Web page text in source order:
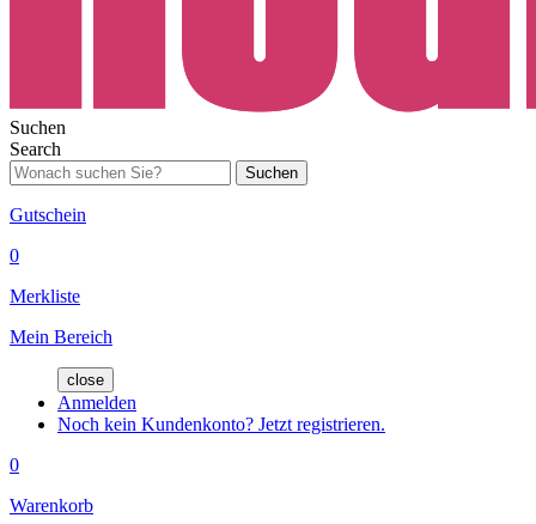
Suchen
Search
Suchen
Gutschein
0
Merkliste
Mein Bereich
close
Anmelden
Noch kein Kundenkonto? Jetzt registrieren.
0
Warenkorb